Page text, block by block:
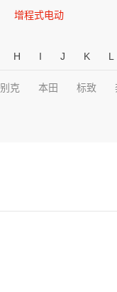
增程式电动
H I J K L
别克 本田 标致